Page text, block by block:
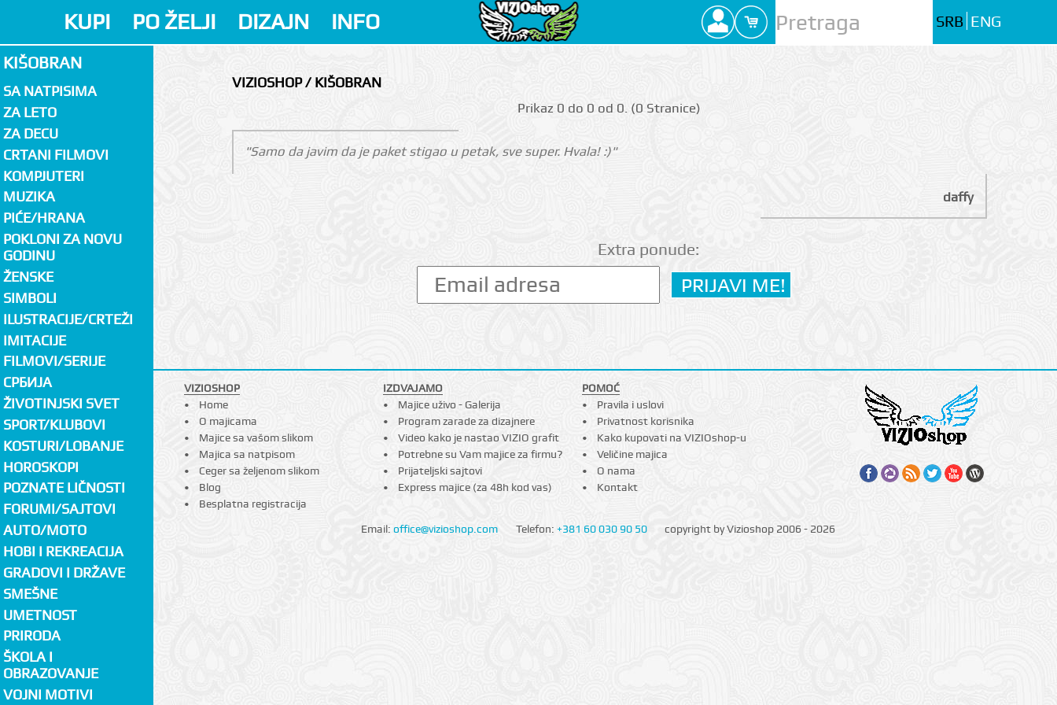
KUPI PO ŽELJI DIZAJN INFO SRB ENG
KIŠOBRAN
SA NATPISIMA
ZA LETO
ZA DECU
CRTANI FILMOVI
KOMPJUTERI
MUZIKA
PIĆE/HRANA
POKLONI ZA NOVU
GODINU
ŽENSKE
SIMBOLI
ILUSTRACIJE/CRTEŽI
IMITACIJE
FILMOVI/SERIJE
СРБИЈА
ŽIVOTINJSKI SVET
SPORT/KLUBOVI
KOSTURI/LOBANJE
HOROSKOPI
POZNATE LIČNOSTI
FORUMI/SAJTOVI
AUTO/MOTO
HOBI I REKREACIJA
GRADOVI I DRŽAVE
SMEŠNE
UMETNOST
PRIRODA
ŠKOLA I
OBRAZOVANJE
VOJNI MOTIVI
VIZIOSHOP / KIŠOBRAN
Prikаz 0 do 0 оd 0. (0 Strаnicе)
"Samo da javim da je paket stigao u petak, sve super. Hvala! :)"
daffy
Extra ponude:
VIZIOSHOP
Home
O majicama
Majice sa vašom slikom
Majica sa natpisom
Ceger sa željenom slikom
Blog
Besplatna registracija
IZDVAJAMO
Majice uživo - Galerija
Program zarade za dizajnere
Video kako je nastao VIZIO grafit
Potrebne su Vam majice za firmu?
Prijateljski sajtovi
Express majice (za 48h kod vas)
POMOĆ
Pravila i uslovi
Privatnost korisnika
Kako kupovati na VIZIOshop-u
Veličine majica
O nama
Kontakt
Email: office@vizioshop.com Telefon: +381 60 030 90 50 copyright by Vizioshop 2006 - 2026